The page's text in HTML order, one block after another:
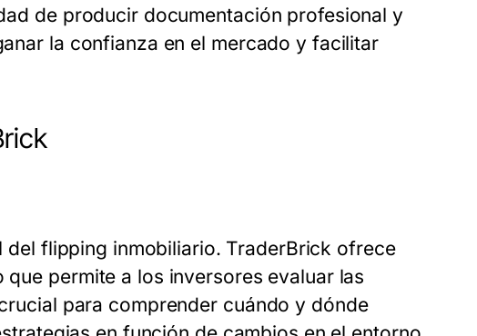
de producir documentación profesional y
la confianza en el mercado y facilitar
del flipping inmobiliario. TraderBrick ofrece
permite a los inversores evaluar las
para comprender cuándo y dónde